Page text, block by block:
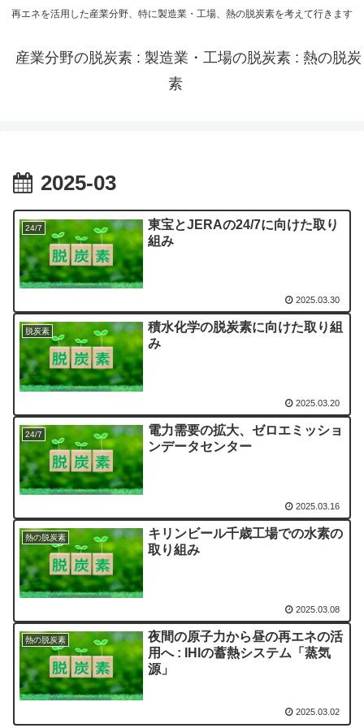
再エネを活用した産業分野、特に製造業・工場、熱の脱炭素を考えて行きます
産業分野の脱炭素 : 製造業・工場の脱炭素 : 熱の脱炭
素
2025-03
24/7
東宝とJERAの24/7に向けた取り
組み
2025.03.30
脱炭素
積水化学の脱炭素に向けた取り組
み
2025.03.20
24/7
電力需要の拡大、ゼロエミッショ
ンデータセンター
2025.03.16
熱の脱炭素
キリンビール千歳工場での水素の
取り組み
2025.03.08
熱の脱炭素
夜間の原子力から昼の再エネの活
用へ : IHIの蓄熱システム「蒸気
源」
2025.03.02